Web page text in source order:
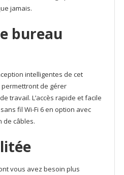
jamais.
bureau
intelligentes de cet
de gérer
travail. L’accès rapide et facile
fil Wi-Fi 6 en option avec
de câbles.
vous avez besoin plus